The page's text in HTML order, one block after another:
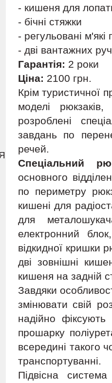
- кишеня для
- бічні стяжки
- регульовані
- дві вантажних
Гарантія: 2 роки
Ціна: 2100 грн.
Крім туристичної
моделі
розроблені
завдань по
речей.
Спеціальний
основного
по периметру
кишені для
для
електронний
відкидної кришки
дві зовнішні
кишеня на задній
Завдяки
змінювати свій
надійно
прошарку
всередині такого
транспортуванні.
Підвісна